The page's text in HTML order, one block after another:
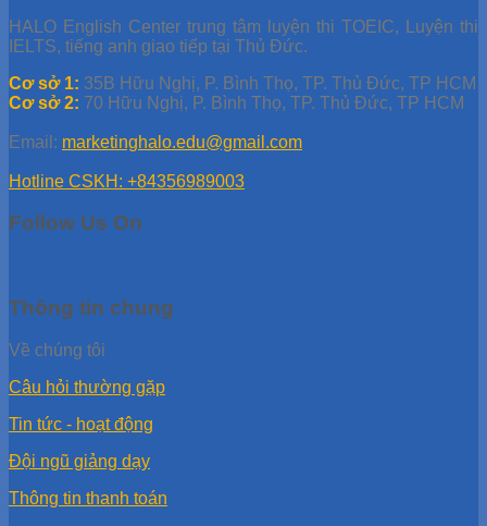
HALO English Center trung tâm luyện thi TOEIC, Luyện thi
IELTS, tiếng anh giao tiếp tại Thủ Đức.
Cơ sở 1: 35B Hữu Nghị, P. Bình Thọ, TP. Thủ Đức, TP HCM
Cơ sở 2: 70 Hữu Nghị, P. Bình Thọ, TP. Thủ Đức, TP HCM
Email: marketinghalo.edu@gmail.com
Hotline CSKH: +84356989003
Follow Us On
Thông tin chung
Về chúng tôi
Câu hỏi thường gặp
Tin tức - hoạt động
Đội ngũ giảng dạy
Thông tin thanh toán